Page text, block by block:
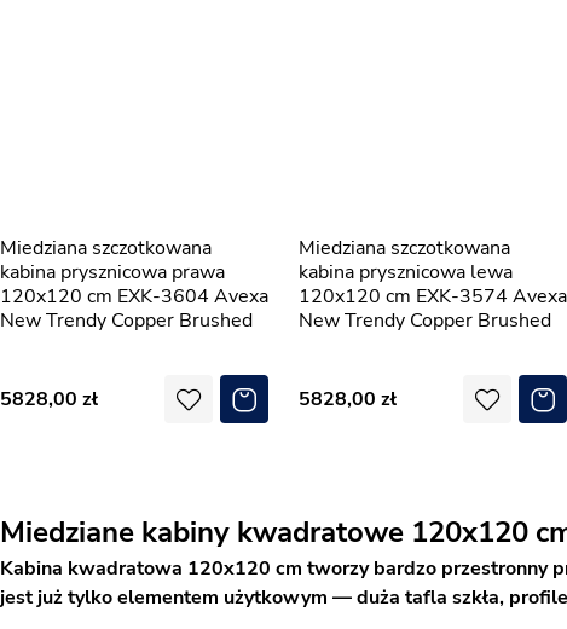
Miedziane kabiny kwadratowe 120x120
Kabina kwadratowa 120x120 cm tworzy bardzo przestronny
jest już tylko elementem użytkowym — duża tafla szkła,
Miedziana szczotkowana
kabina prysznicowa prawa
120x120 cm EXK-3604 Avexa
New Trendy Copper Brushed
5828,00
Miedziana szczotkowana
kabina prysznicowa lewa
120x120 cm EXK-3574 Avexa
New Trendy Copper Brushed
5828,00